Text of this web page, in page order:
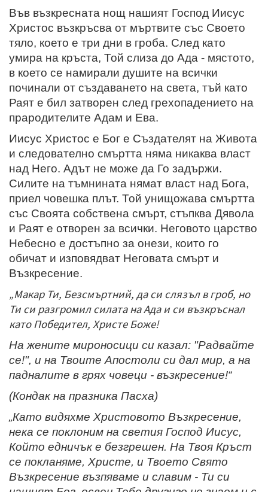
Във възкресната нощ нашият Господ Иисус
Христос възкръсва от мъртвите със Своето
тяло, което е три дни в гроба. След като
умира на кръста, Той слиза до Ада - мястото,
в което се намирали душите на всички
починали от създаването на света, тъй като
Раят е бил затворен след грехопадението на
прародителите Адам и Ева.
Иисус Христос е Бог е Създателят на Живота
и следователно смъртта няма никаква власт
над Него. Адът не може да Го задържи.
Силите на тъмнината нямат власт над Бога,
приел човешка плът. Той унищожава смъртта
със Своята собствена смърт, стъпква Дявола
и Раят е отворен за всички. Неговото царство
Небесно е достъпно за онези, които го
обичат и изповядват Неговата смърт и
Възкресение.
„Макар Ти, Безсмъртний, да си слязъл в гроб, но
Ти си разгромил силата на Ада и си възкръснал
като Победител, Христе Боже!
На жените мироносици си казал: "Радвайте
се!", и на Твоите Апостоли си дал мир, а на
падналите в грях човеци - възкресение!“
(Кондак на празника Пасха)
„Като видяхме Христовото Възкресение,
нека се поклоним на светия Господ Иисус,
Който едничък е безгрешен. На Твоя Кръст
се покланяме, Христе, и Твоето Свято
Възкресение възпяваме и славим - Ти си